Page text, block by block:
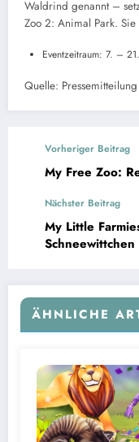
Waldrind genannt –
Zoo 2: Animal Park.
Eventzeitraum: 7. –
Quelle: Pressemitteilung
Vorheriger Beitrag
My Free Zoo:
Nächster Beitrag
My Little
ÄHNLICHE